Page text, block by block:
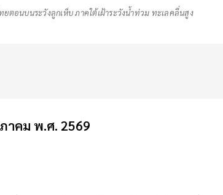
อนบนระวังลูกเห็บ ภาคใต้เฝ้าระวังน้ำท่วม ทะเลคลื่นสูง
าคม พ.ศ. 2569